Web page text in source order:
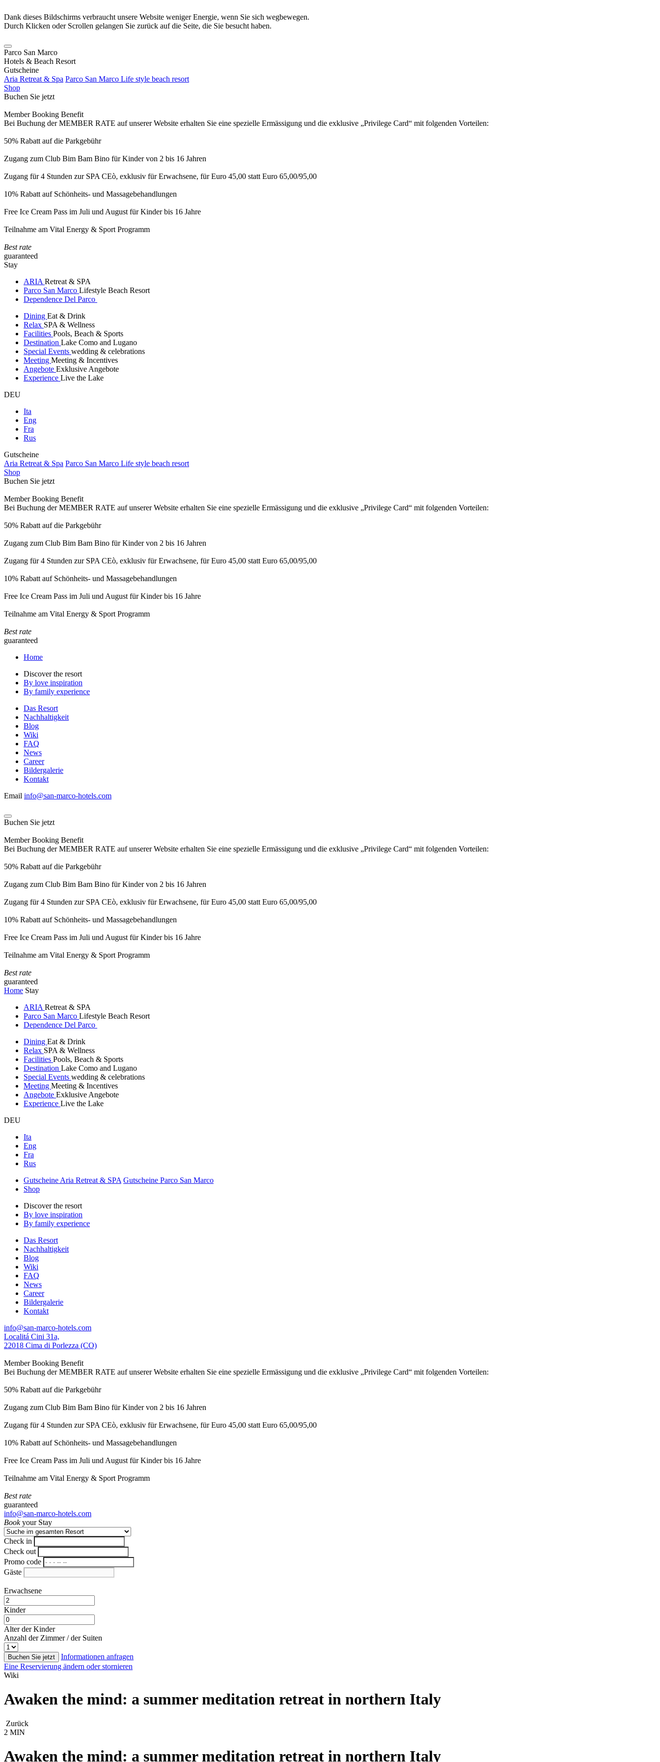
Dank dieses Bildschirms verbraucht unsere Website weniger Energie, wenn Sie sich wegbewegen.
Durch Klicken oder Scrollen gelangen Sie zurück auf die Seite, die Sie besucht haben.
Parco San Marco
Hotels & Beach Resort
Gutscheine
Aria Retreat & Spa Parco San Marco Life style beach resort
Shop
Buchen Sie jetzt
Member Booking Benefit
Bei Buchung der MEMBER RATE auf unserer Website erhalten Sie eine spezielle Ermässigung und die exklusive „Privilege Card“ mit folgenden Vorteilen:
50% Rabatt auf die Parkgebühr
Zugang zum Club Bim Bam Bino für Kinder von 2 bis 16 Jahren
Zugang für 4 Stunden zur SPA CEò, exklusiv für Erwachsene, für Euro 45,00 statt Euro 65,00/95,00
10% Rabatt auf Schönheits- und Massagebehandlungen
Free Ice Cream Pass im Juli und August für Kinder bis 16 Jahre
Teilnahme am Vital Energy & Sport Programm
Best rate
guaranteed
Stay
ARIA Retreat & SPA
Parco San Marco Lifestyle Beach Resort
Dependence Del Parco
Dining Eat & Drink
Relax SPA & Wellness
Facilities Pools, Beach & Sports
Destination Lake Como and Lugano
Special Events wedding & celebrations
Meeting Meeting & Incentives
Angebote Exklusive Angebote
Experience Live the Lake
DEU
Ita
Eng
Fra
Rus
Gutscheine
Aria Retreat & Spa Parco San Marco Life style beach resort
Shop
Buchen Sie jetzt
Member Booking Benefit
Bei Buchung der MEMBER RATE auf unserer Website erhalten Sie eine spezielle Ermässigung und die exklusive „Privilege Card“ mit folgenden Vorteilen:
50% Rabatt auf die Parkgebühr
Zugang zum Club Bim Bam Bino für Kinder von 2 bis 16 Jahren
Zugang für 4 Stunden zur SPA CEò, exklusiv für Erwachsene, für Euro 45,00 statt Euro 65,00/95,00
10% Rabatt auf Schönheits- und Massagebehandlungen
Free Ice Cream Pass im Juli und August für Kinder bis 16 Jahre
Teilnahme am Vital Energy & Sport Programm
Best rate
guaranteed
Home
Discover the resort
By love inspiration
By family experience
Das Resort
Nachhaltigkeit
Blog
Wiki
FAQ
News
Career
Bildergalerie
Kontakt
Email info@san-marco-hotels.com
Buchen Sie jetzt
Member Booking Benefit
Bei Buchung der MEMBER RATE auf unserer Website erhalten Sie eine spezielle Ermässigung und die exklusive „Privilege Card“ mit folgenden Vorteilen:
50% Rabatt auf die Parkgebühr
Zugang zum Club Bim Bam Bino für Kinder von 2 bis 16 Jahren
Zugang für 4 Stunden zur SPA CEò, exklusiv für Erwachsene, für Euro 45,00 statt Euro 65,00/95,00
10% Rabatt auf Schönheits- und Massagebehandlungen
Free Ice Cream Pass im Juli und August für Kinder bis 16 Jahre
Teilnahme am Vital Energy & Sport Programm
Best rate
guaranteed
Home Stay
ARIA Retreat & SPA
Parco San Marco Lifestyle Beach Resort
Dependence Del Parco
Dining Eat & Drink
Relax SPA & Wellness
Facilities Pools, Beach & Sports
Destination Lake Como and Lugano
Special Events wedding & celebrations
Meeting Meeting & Incentives
Angebote Exklusive Angebote
Experience Live the Lake
DEU
Ita
Eng
Fra
Rus
Gutscheine Aria Retreat & SPA Gutscheine Parco San Marco
Shop
Discover the resort
By love inspiration
By family experience
Das Resort
Nachhaltigkeit
Blog
Wiki
FAQ
News
Career
Bildergalerie
Kontakt
info@san-marco-hotels.com
Localitá Cini 31a,
22018 Cima di Porlezza (CO)
Member Booking Benefit
Bei Buchung der MEMBER RATE auf unserer Website erhalten Sie eine spezielle Ermässigung und die exklusive „Privilege Card“ mit folgenden Vorteilen:
50% Rabatt auf die Parkgebühr
Zugang zum Club Bim Bam Bino für Kinder von 2 bis 16 Jahren
Zugang für 4 Stunden zur SPA CEò, exklusiv für Erwachsene, für Euro 45,00 statt Euro 65,00/95,00
10% Rabatt auf Schönheits- und Massagebehandlungen
Free Ice Cream Pass im Juli und August für Kinder bis 16 Jahre
Teilnahme am Vital Energy & Sport Programm
Best rate
guaranteed
info@san-marco-hotels.com
Bookyour Stay
Check in
Check out
Promo code
Gäste
Erwachsene
Kinder
Alter der Kinder
Anzahl der Zimmer / der Suiten
Buchen Sie jetzt
Informationen anfragen
Eine Reservierung ändern oder stornieren
Wiki
Awaken the mind: a summer meditation retreat in northern Italy
Zurück
2 MIN
Awaken the mind: a summer meditation retreat in northern Italy